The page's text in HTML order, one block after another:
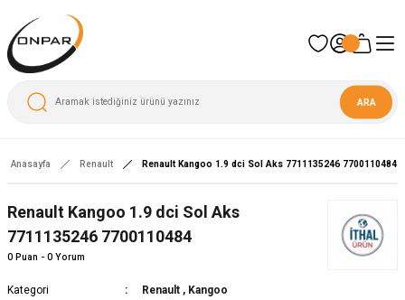
ARA
Anasayfa Renault Renault Kangoo 1.9 dci Sol Aks 7711135246 7700110484
Renault Kangoo 1.9 dci Sol Aks
7711135246 7700110484
0 Puan - 0 Yorum
Kategori Renault , Kangoo